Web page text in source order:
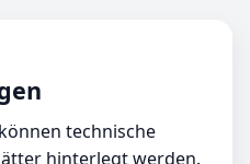
technische
hinterlegt werden.